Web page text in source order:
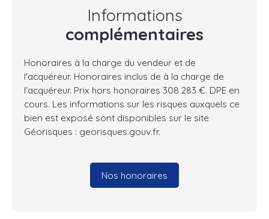
Informations
complémentaires
Honoraires à la charge du vendeur et de
l'acquéreur. Honoraires inclus de à la charge de
l'acquéreur. Prix hors honoraires 308 283 €. DPE en
cours. Les informations sur les risques auxquels ce
bien est exposé sont disponibles sur le site
Géorisques : georisques.gouv.fr.
Nos honoraires